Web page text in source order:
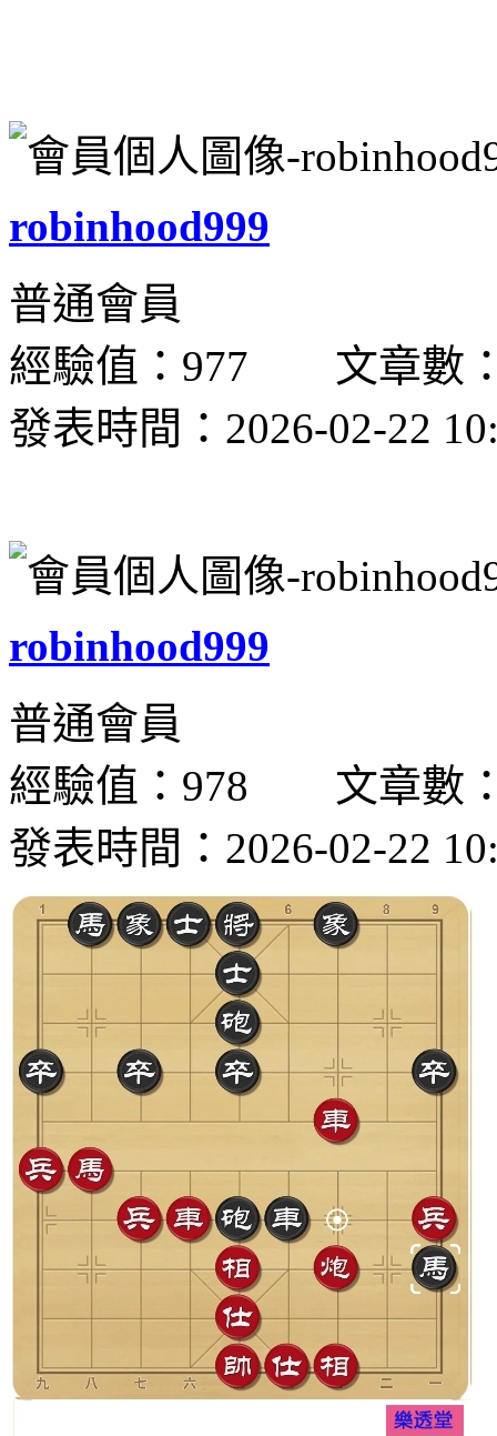
robinhood999
普通會員
經驗值：977 文章數
發表時間：2026-02-22
robinhood999
普通會員
經驗值：978 文章數
發表時間：2026-02-22